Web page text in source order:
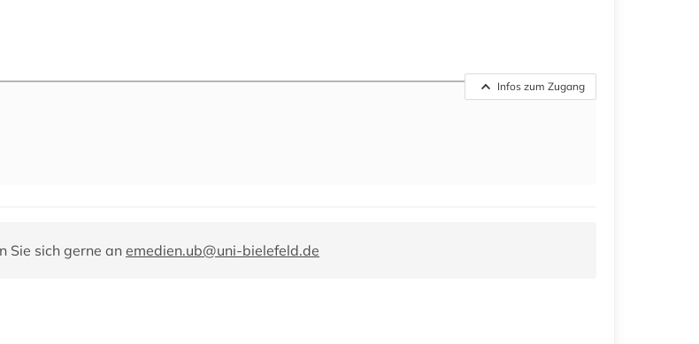
Infos zum Zugang
Sie sich gerne an emedien.ub@uni-bielefeld.de